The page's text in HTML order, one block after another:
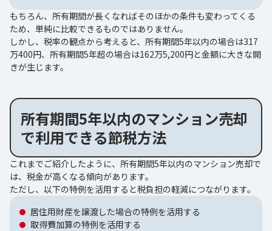
もちろん、所有期間が長くなればそのほかの条件も変わってくる
ため、単純に比較できるものではありません。
しかし、税率の観点から考えると、所有期間5年以内の場合は317
万400円、所有期間5年超の場合は162万5,200円と金額に大きな開
きが生じます。
所有期間5年以内のマンション売却
で利用できる節税方法
これまでご紹介したように、所有期間5年以内のマンション売却で
は、税金が高くなる傾向があります。
ただし、以下の特例を活用すると税負担の軽減につながります。
居住用財産を譲渡した場合の特例を活用する
取得費加算の特例を活用する